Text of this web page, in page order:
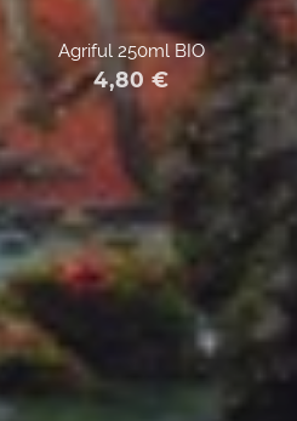
Agriful 250ml BIO
4,80 €